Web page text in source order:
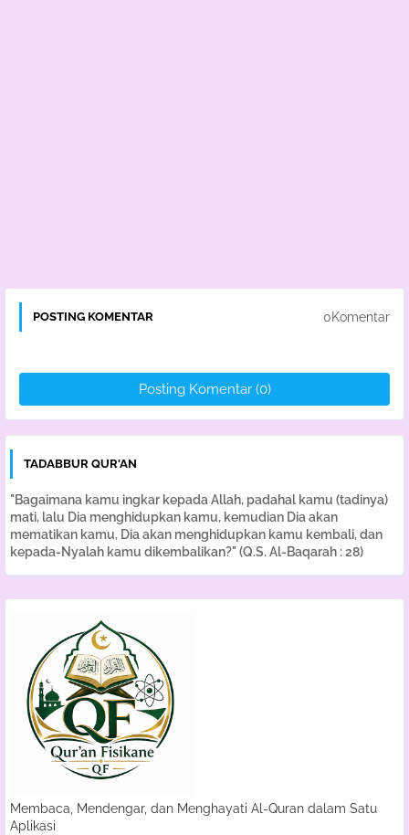
POSTING KOMENTAR 0Komentar
Posting Komentar (0)
TADABBUR QUR'AN
"Bagaimana kamu ingkar kepada Allah, padahal kamu (tadinya)
mati, lalu Dia menghidupkan kamu, kemudian Dia akan
mematikan kamu, Dia akan menghidupkan kamu kembali, dan
kepada-Nyalah kamu dikembalikan?" (Q.S. Al-Baqarah : 28)
Membaca, Mendengar, dan Menghayati Al-Quran dalam Satu
Aplikasi